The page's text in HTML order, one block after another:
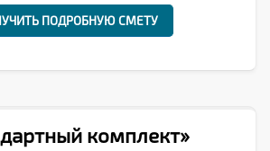
ПОДРОБНУЮ СМЕТУ
комплект»